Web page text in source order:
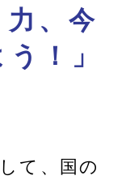
、今
！」
て、国の